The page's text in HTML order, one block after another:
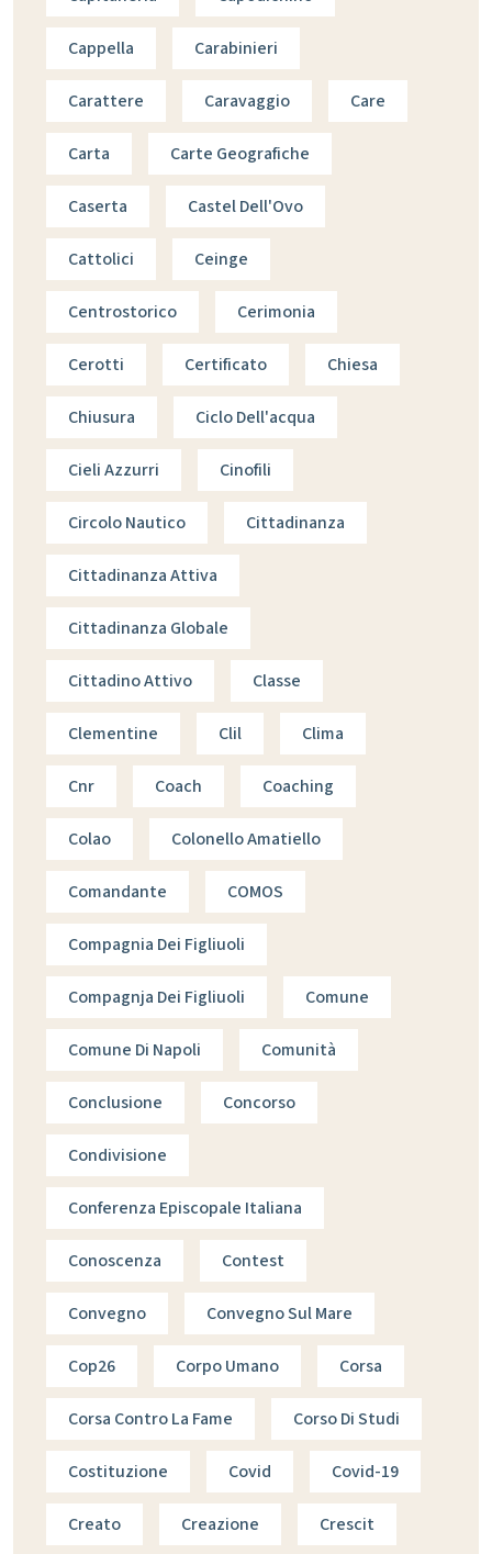
Cappella Carabinieri
Carattere Caravaggio Care
Carta Carte Geografiche
Caserta Castel Dell'Ovo
Cattolici Ceinge
Centrostorico Cerimonia
Cerotti Certificato Chiesa
Chiusura Ciclo Dell'acqua
Cieli Azzurri Cinofili
Circolo Nautico Cittadinanza
Cittadinanza Attiva
Cittadinanza Globale
Cittadino Attivo Classe
Clementine Clil Clima
Cnr Coach Coaching
Colao Colonello Amatiello
Comandante COMOS
Compagnia Dei Figliuoli
Compagnja Dei Figliuoli Comune
Comune Di Napoli Comunità
Conclusione Concorso
Condivisione
Conferenza Episcopale Italiana
Conoscenza Contest
Convegno Convegno Sul Mare
Cop26 Corpo Umano Corsa
Corsa Contro La Fame Corso Di Studi
Costituzione Covid Covid-19
Creato Creazione Crescit